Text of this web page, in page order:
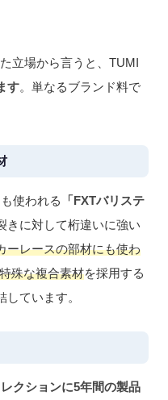
立場から言うと、TUMI
す。単なるブランド料で
使われる
「FXTバリステ
きに対して桁違いに強い
ーレースの部材にも使わ
殊な複合素材を採用する
ています。
クションに5年間の製品